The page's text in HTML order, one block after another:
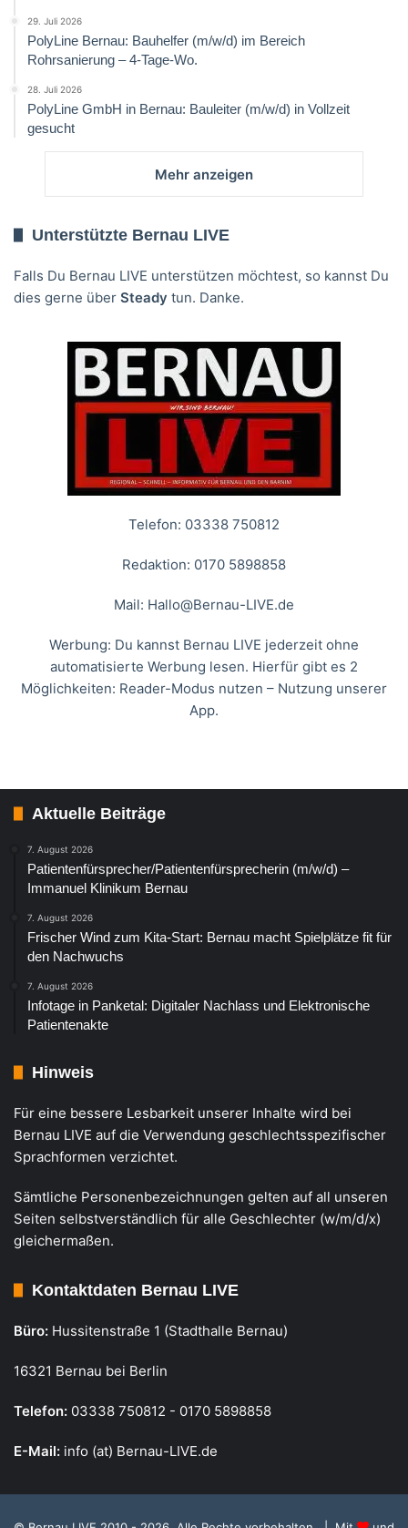
29. Juli 2026
PolyLine Bernau: Bauhelfer (m/w/d) im Bereich
Rohrsanierung – 4-Tage-Wo.
28. Juli 2026
PolyLine GmbH in Bernau: Bauleiter (m/w/d) in Vollzeit
gesucht
Mehr anzeigen
Unterstützte Bernau LIVE
Falls Du Bernau LIVE unterstützen möchtest, so kannst Du
dies gerne über Steady tun. Danke.
Telefon: 03338 750812
Redaktion: 0170 5898858
Mail: Hallo@Bernau-LIVE.de
Werbung: Du kannst Bernau LIVE jederzeit ohne
automatisierte Werbung lesen. Hierfür gibt es 2
Möglichkeiten: Reader-Modus nutzen – Nutzung unserer
App.
Aktuelle Beiträge
7. August 2026
Patientenfürsprecher/Patientenfürsprecherin (m/w/d) –
Immanuel Klinikum Bernau
7. August 2026
Frischer Wind zum Kita-Start: Bernau macht Spielplätze fit für
den Nachwuchs
7. August 2026
Infotage in Panketal: Digitaler Nachlass und Elektronische
Patientenakte
Hinweis
Für eine bessere Lesbarkeit unserer Inhalte wird bei
Bernau LIVE auf die Verwendung geschlechtsspezifischer
Sprachformen verzichtet.
Sämtliche Personenbezeichnungen gelten auf all unseren
Seiten selbstverständlich für alle Geschlechter (w/m/d/x)
gleichermaßen.
Kontaktdaten Bernau LIVE
Büro: Hussitenstraße 1 (Stadthalle Bernau)
16321 Bernau bei Berlin
Telefon: 03338 750812 - 0170 5898858
E-Mail: info (at) Bernau-LIVE.de